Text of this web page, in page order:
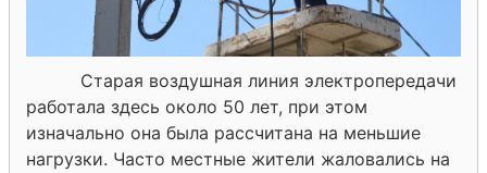
Старая воздушная линия электропередачи
работала здесь около 50 лет, при этом
изначально она была рассчитана на меньшие
нагрузки. Часто местные жители жаловались на